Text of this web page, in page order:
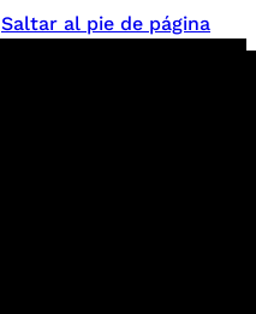
Saltar al pie de página